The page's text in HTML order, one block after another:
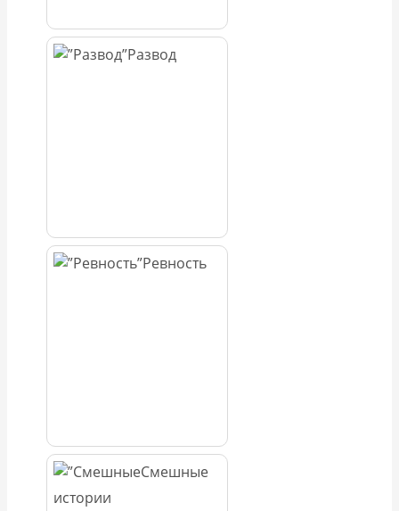
Развод
Ревность
Смешные
истории